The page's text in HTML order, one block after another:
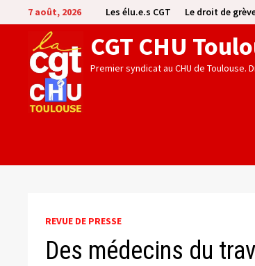
Passer
au
contenu
7 août, 2026 Les élu.e.s CGT Le droit de
CGT CHU
Premier syndicat au CHU de
REVUE DE PRESSE
Des médecins du